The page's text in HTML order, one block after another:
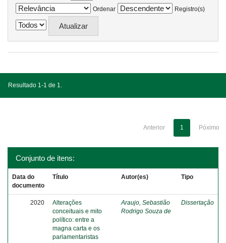
Ordenar
Registro(s)
Resultado 1-1 de 1.
Anterior 1 Póximo
Conjunto de itens:
Data do
documento
Título Autor(es) Tipo
2020
Alterações
conceituais e mito
político: entre a
magna carta e os
parlamentaristas
Araujo, Sebastião
Rodrigo Souza de
Dissertação